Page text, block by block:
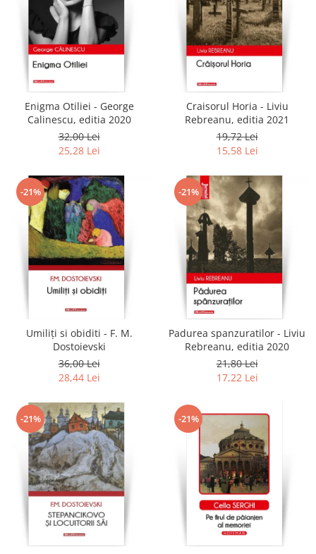
Enigma Otiliei - George
Calinescu, editia 2020
32,00 Lei
25,28 Lei
Craisorul Horia - Liviu
Rebreanu, editia 2021
19,72 Lei
15,58 Lei
-21%
Umiliți si obiditi - F. M.
Dostoievski
36,00 Lei
28,44 Lei
-21%
Padurea spanzuratilor - Liviu
Rebreanu, editia 2020
21,80 Lei
17,22 Lei
-21% -21%